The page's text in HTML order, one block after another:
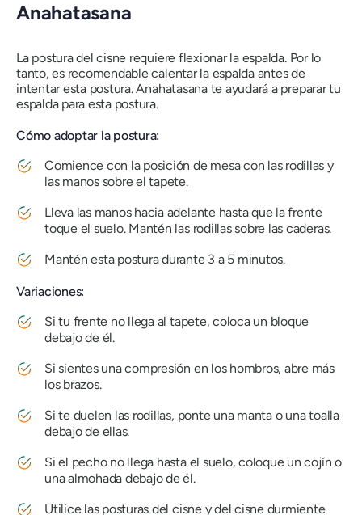
Anahatasana
La postura del cisne requiere flexionar la espalda. Por lo
tanto, es recomendable calentar la espalda antes de
intentar esta postura.Anahatasana te ayudará a preparar tu
espalda para esta postura.
Cómo adoptar la postura:
Comience con la posición de mesa con las rodillas y
las manos sobre el tapete.
Lleva las manos hacia adelante hasta que la frente
toque el suelo. Mantén las rodillas sobre las caderas.
Mantén esta postura durante 3 a 5 minutos.
Variaciones:
Si tu frente no llega al tapete, coloca un bloque
debajo de él.
Si sientes una compresión en los hombros, abre más
los brazos.
Si te duelen las rodillas, ponte una manta o una toalla
debajo de ellas.
Si el pecho no llega hasta el suelo, coloque un cojín o
una almohada debajo de él.
Utilice las posturas del cisne y del cisne durmiente